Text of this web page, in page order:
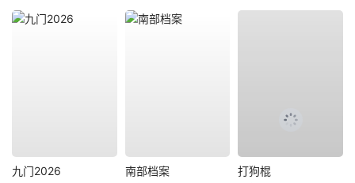
九门2026 南部档案 打狗棍